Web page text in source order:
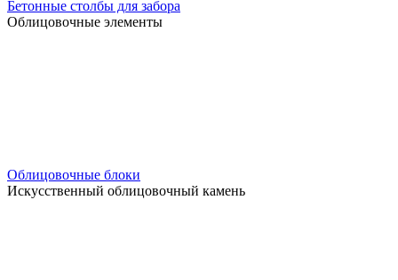
Бетонные столбы для забора
Облицовочные элементы
Облицовочные блоки
Искусственный облицовочный камень